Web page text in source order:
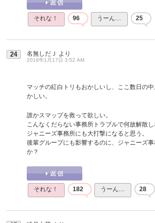
それな！ 96 うーん… 25
24 名無しだＪ より
2016年1月17日 3:52 AM
マッチの紅白トリもおかしいし、ここ数日の
かしい。
誰かスマップを救って欲しい。
こんなくだらない事務所トラブルで何故解散
ジャニーズ事務所にも大打撃になると思う。
後輩グループにも影響するのに、ジャニーズ
か？
それな！ 182 うーん… 28